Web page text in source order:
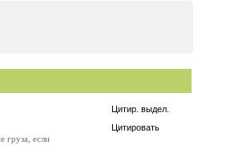
Цитир. выдел.
Цитировать
груза, если